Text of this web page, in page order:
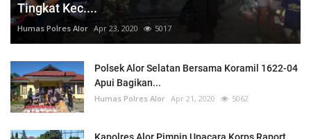
Tingkat Kec....
Humas Polres Alor Apr 23, 2020 5017
Polsek Alor Selatan Bersama Koramil 1622-04
Apui Bagikan...
Humas Polres Alor Apr 21, 2020 5062